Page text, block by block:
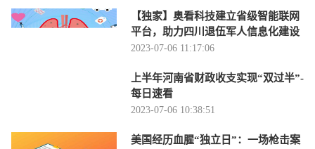
【独家】奥看科技建立省级智能联网
平台，助力四川退伍军人信息化建设
2023-07-06 11:17:06
上半年河南省财政收支实现“双过半”-
每日速看
2023-07-06 10:38:51
美国经历血腥“独立日”：一场枪击案